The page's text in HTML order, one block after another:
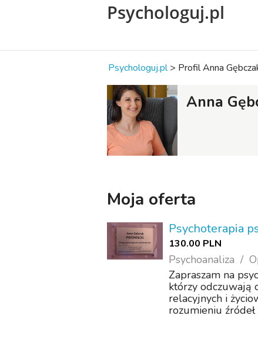
Psychologuj.pl
Psychologuj.pl > Profil Anna
Anna
Moja oferta
Psychoterapia
130.00 PLN
Psychoanaliza
Zapraszam na
którzy odczuwają
relacyjnych i
rozumieniu